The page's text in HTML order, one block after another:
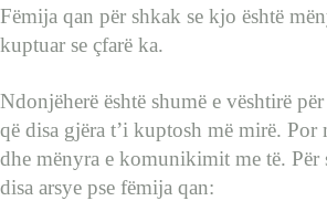
BABY SISTER
LIFESTYLE
SHOP
Fëmija qan për shkak se kjo është
kuptuar se çfarë ka.
Ndonjëherë është shumë e vështirë
që disa gjëra t’i kuptosh më mirë.
dhe mënyra e komunikimit me të.
disa arsye pse fëmija qan: